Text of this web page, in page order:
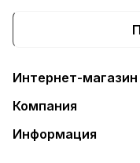
Интернет-магазин
Компания
Информация